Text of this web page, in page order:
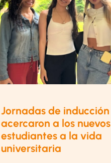
Jornadas de inducción
acercaron a los nuevos
estudiantes a la vida
universitaria